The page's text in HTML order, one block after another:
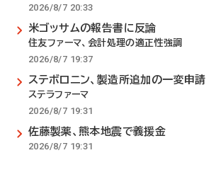
2026/8/7 20:33
米ゴッサムの報告書に反論
住友ファーマ、会計処理の適正性強調
2026/8/7 19:37
ステボロニン、製造所追加の一変申請
ステラファーマ
2026/8/7 19:31
佐藤製薬、熊本地震で義援金
2026/8/7 19:31